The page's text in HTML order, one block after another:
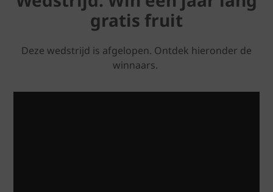
gratis fruit
Deze wedstrijd is afgelopen. Ontdek hieronder de
winnaars.